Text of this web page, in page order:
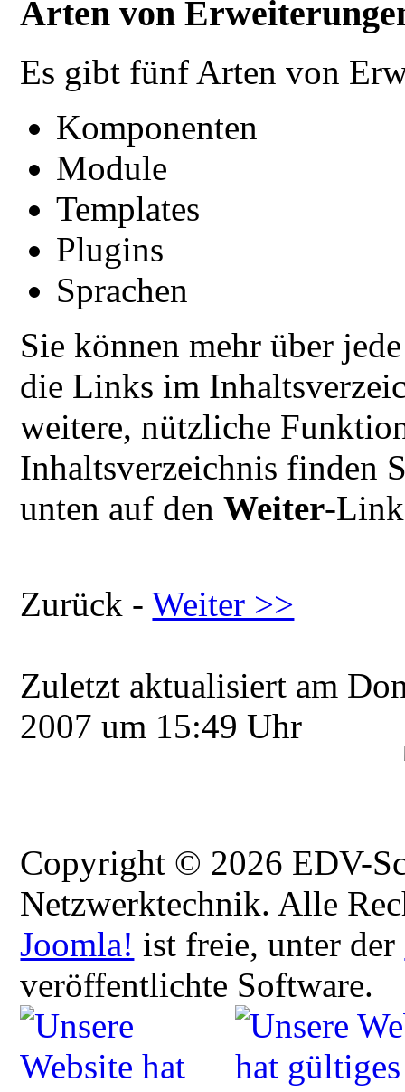
Arten von
Es gibt fünf Arten von
Komponenten
Module
Templates
Plugins
Sprachen
Sie können mehr über
die Links im
weitere, nützliche
Inhaltsverzeichnis finden
unten auf denWeiter-
Zurück -Weiter >>
Zuletzt aktualisiert am
2007 um 15:49 Uhr
Copyright © 2026 EDV-
Netzwerktechnik. Alle
Joomla! ist freie, unter der
veröffentlichte Software.